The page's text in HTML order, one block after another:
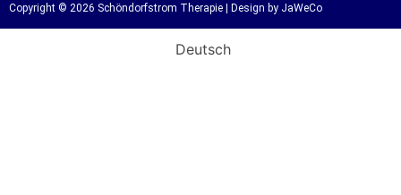
Copyright © 2026 Schöndorfstrom Therapie | Design by JaWeCo
Deutsch